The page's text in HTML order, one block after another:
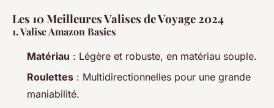
Les 10 Meilleures Valises de Voyage 2024
1.Valise Amazon Basics
Matériau : Légère et robuste, en matériau souple.
Roulettes : Multidirectionnelles pour une grande
maniabilité.